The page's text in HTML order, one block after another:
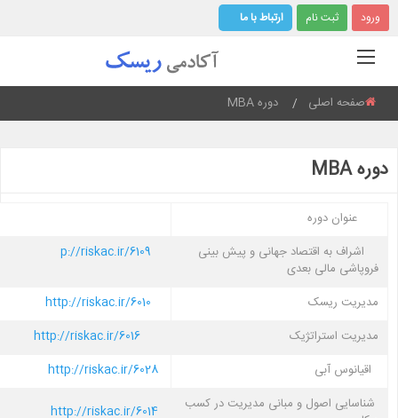
ورود ثبت نام ارتباط با ما
Current:
دوره MBA صفحه اصلی
دوره MBA
عنوان دوره
اشراف به اقتصاد جهانی و پیش بینی
فروپاشی مالی بعدی
p://riskac.ir/6109
مدیریت ریسک
http://riskac.ir/6010
مدیریت استراتژیک
http://riskac.ir/6016
اقیانوس آبی
http://riskac.ir/6028
شناسایی اصول و مبانی مدیریت در کسب
http://riskac.ir/6014